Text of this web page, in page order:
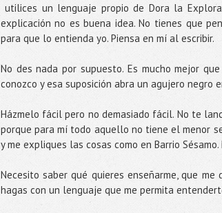
utilices un lenguaje propio de Dora la
explicación no es buena idea. No tienes que
para que lo entienda yo. Piensa en mí al escribir.
No des nada por supuesto. Es mucho mejor
conozco y esa suposición abra un agujero negro
Házmelo fácil pero no demasiado fácil. No te
porque para mí todo aquello no tiene el menor
y me expliques las cosas como en Barrio
Necesito saber qué quieres enseñarme, que
hagas con un lenguaje que me permita